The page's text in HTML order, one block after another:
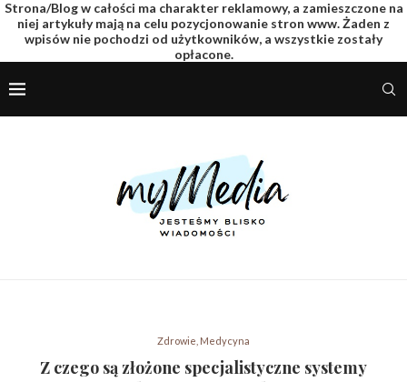
Strona/Blog w całości ma charakter reklamowy, a zamieszczone na
niej artykuły mają na celu pozycjonowanie stron www. Żaden z
wpisów nie pochodzi od użytkowników, a wszystkie zostały
opłacone.
Zdrowie, Medycyna
Z czego są złożone specjalistyczne systemy